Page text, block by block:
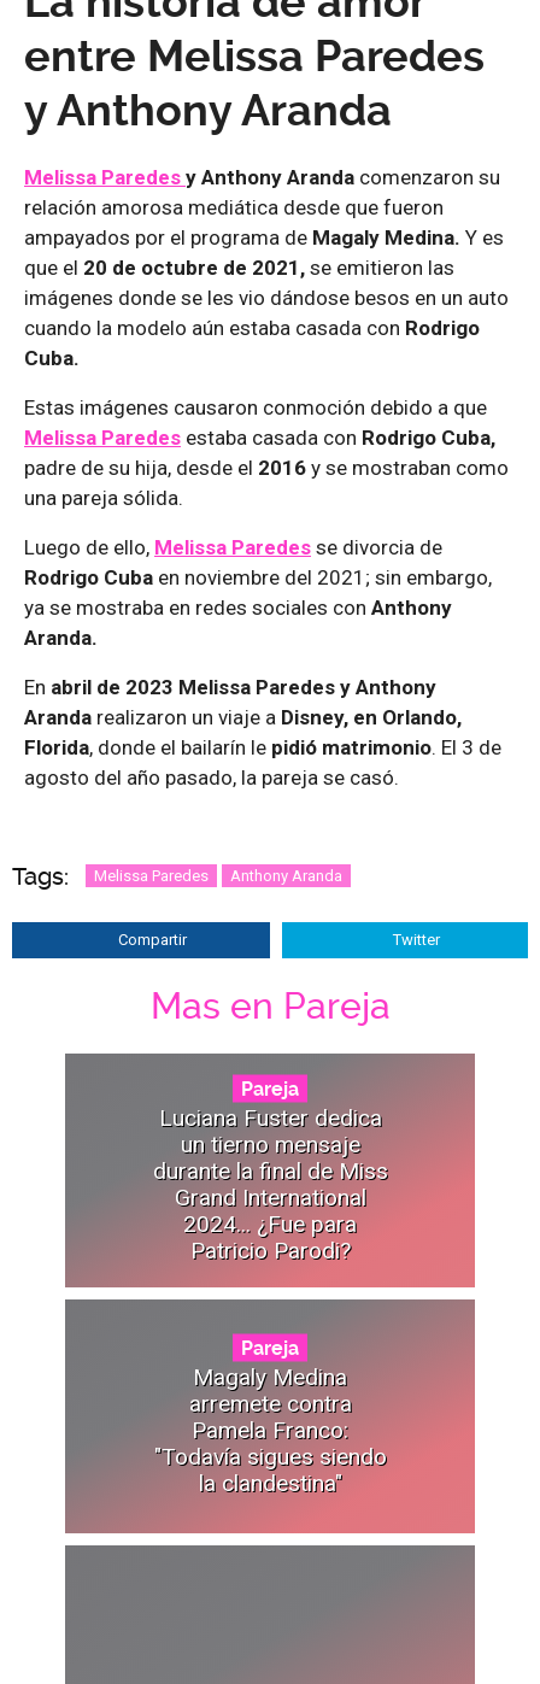
entre Melissa Paredes
y Anthony Aranda
Melissa Paredes y Anthony Aranda comenzaron su
relación amorosa mediática desde que fueron
ampayados por el programa de Magaly Medina. Y es
que el 20 de octubre de 2021, se emitieron las
imágenes donde se les vio dándose besos en un auto
cuando la modelo aún estaba casada con Rodrigo
Cuba.
Estas imágenes causaron conmoción debido a que
Melissa Paredes estaba casada con Rodrigo Cuba,
padre de su hija, desde el 2016 y se mostraban como
una pareja sólida.
Luego de ello, Melissa Paredes se divorcia de
Rodrigo Cuba en noviembre del 2021; sin embargo,
ya se mostraba en redes sociales con Anthony
Aranda.
En abril de 2023 Melissa Paredes y Anthony
Aranda realizaron un viaje a Disney, en Orlando,
Florida, donde el bailarín le pidió matrimonio. El 3 de
agosto del año pasado, la pareja se casó.
Tags: Melissa Paredes Anthony Aranda
Compartir Twitter
Mas en Pareja
Pareja
Luciana Fuster dedica
un tierno mensaje
durante la final de Miss
Grand International
2024... ¿Fue para
Patricio Parodi?
Pareja
Magaly Medina
arremete contra
Pamela Franco:
"Todavía sigues siendo
la clandestina"